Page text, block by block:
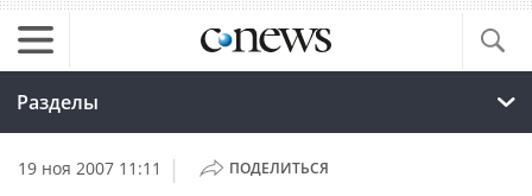
Разделы
19 ноя 2007 11:11 | ПОДЕЛИТЬСЯ